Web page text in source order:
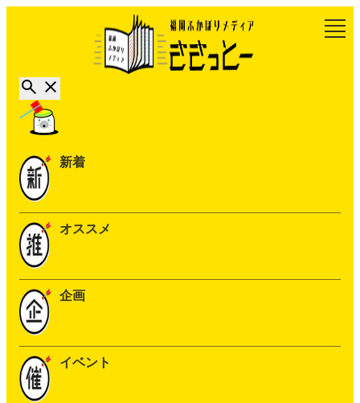
新着
オススメ
企画
イベント